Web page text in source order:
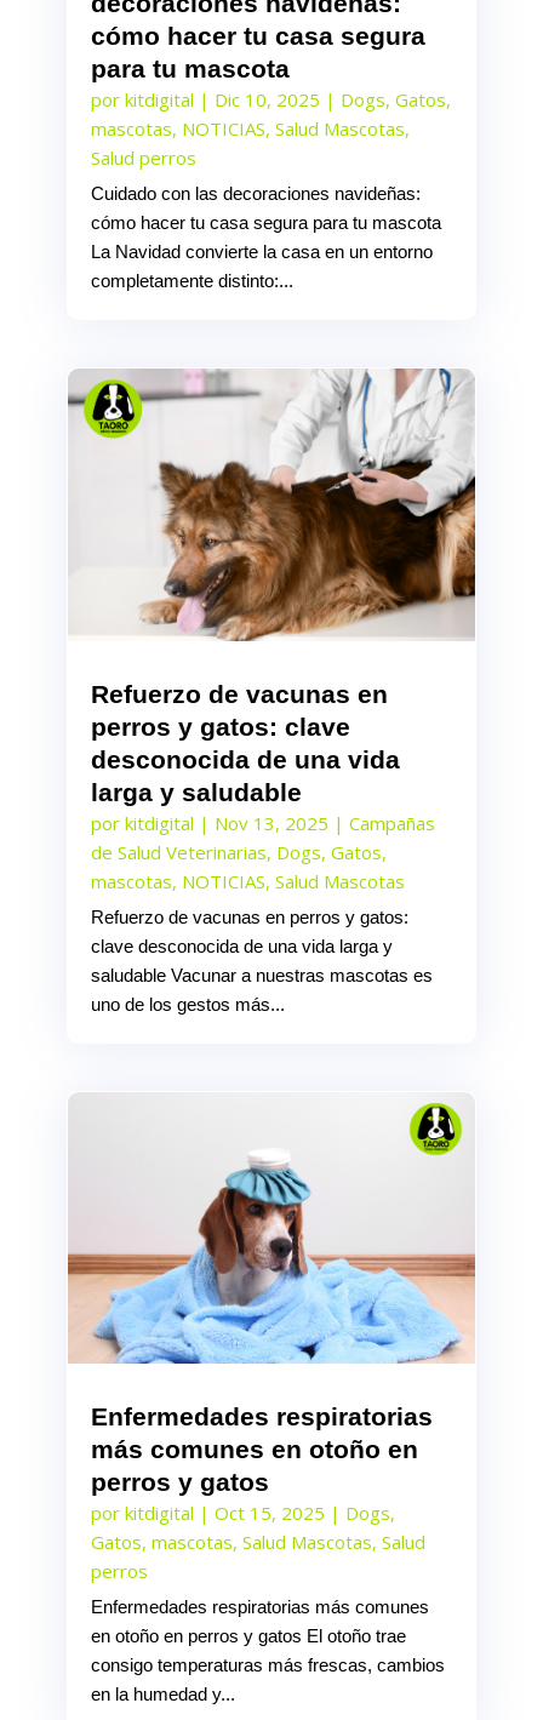
cómo hacer tu casa segura
para tu mascota
por kitdigital | Dic 10, 2025 | Dogs, Gatos,
mascotas, NOTICIAS, Salud Mascotas,
Salud perros
Cuidado con las decoraciones navideñas:
cómo hacer tu casa segura para tu mascota
La Navidad convierte la casa en un entorno
completamente distinto:...
Refuerzo de vacunas en
perros y gatos: clave
desconocida de una vida
larga y saludable
por kitdigital | Nov 13, 2025 | Campañas
de Salud Veterinarias, Dogs, Gatos,
mascotas, NOTICIAS, Salud Mascotas
Refuerzo de vacunas en perros y gatos:
clave desconocida de una vida larga y
saludable Vacunar a nuestras mascotas es
uno de los gestos más...
Enfermedades respiratorias
más comunes en otoño en
perros y gatos
por kitdigital | Oct 15, 2025 | Dogs,
Gatos, mascotas, Salud Mascotas, Salud
perros
Enfermedades respiratorias más comunes
en otoño en perros y gatos El otoño trae
consigo temperaturas más frescas, cambios
en la humedad y...